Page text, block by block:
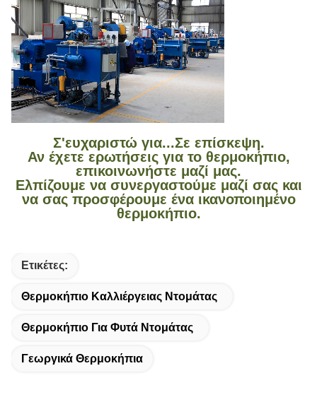
Σ'ευχαριστώ για...Σε επίσκεψη.
Αν έχετε ερωτήσεις για το θερμοκήπιο,
επικοινωνήστε μαζί μας.
Ελπίζουμε να συνεργαστούμε μαζί σας και
να σας προσφέρουμε ένα ικανοποιημένο
θερμοκήπιο.
Ετικέτες:
Θερμοκήπιο Καλλιέργειας Ντομάτας
Θερμοκήπιο Για Φυτά Ντομάτας
Γεωργικά Θερμοκήπια